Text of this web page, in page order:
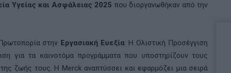
Υγείας και Ασφάλειας 2025 που διοργανωθήκαν από την
στην Εργασιακή Ευεξία: Η Ολιστική Προσέγγιση
για τα καινοτόμα προγράμματα που υποστηρίζουν τους
ζωής τους. Η Merck αναπτύσσει και εφαρμόζει μια σειρά